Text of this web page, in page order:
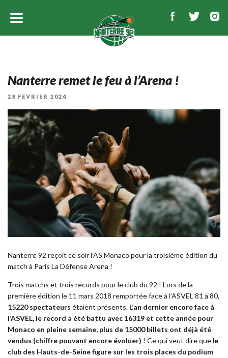
Nanterre remet le feu à l’Arena !
PUBLIÉ
28 FÉVRIER 2024
Nanterre 92 reçoit ce soir l’AS Monaco pour la troisième édition du
match à Paris La Défense Arena !
Trois matchs et trois records pour le club du 92 ! Lors de la
première édition le 11 mars 2018 remportée face à l’ASVEL 81 à 80,
15220 spectateurs étaient présents. L’an dernier encore face à
l’ASVEL, le record a été battu avec 16319 et cette année pour
Monaco en pleine semaine, plus de 15000 billets ont déjà été
vendus (chiffre pouvant encore évoluer) ! Ce qui veut dire que le
club des Hauts-de-Seine figure sur les trois places du podium